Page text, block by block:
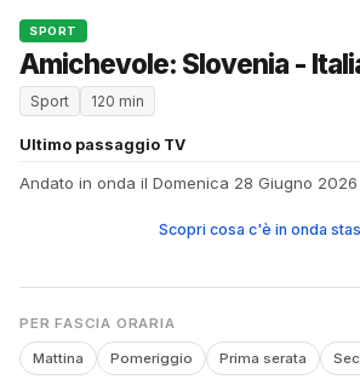
SPORT
Amichevole: Slovenia -
Sport 120 min
Ultimo passaggio TV
Andato in onda il Domenica 28 Giugno 2026
Scopri cosa c'è in onda
PER FASCIA ORARIA
Mattina Pomeriggio Prima serata